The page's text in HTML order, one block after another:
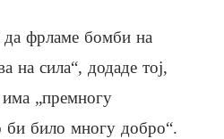
да фрламе бомби на
на сила“, додаде тој,
има „премногу
би било многу добро“.